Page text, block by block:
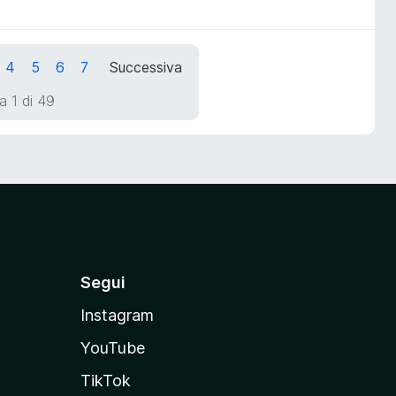
4 5 6 7
Successiva
1 di 49
Segui
Instagram
YouTube
TikTok